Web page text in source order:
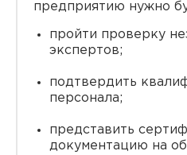
предприятию нужно
пройти проверку
экспертов;
подтвердить
персонала;
представить
документацию на